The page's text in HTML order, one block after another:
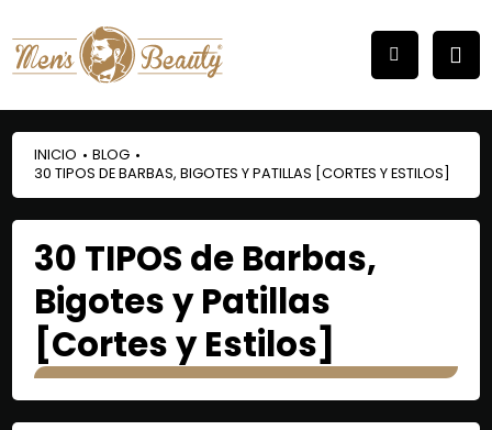
INICIO • BLOG •
30 TIPOS DE BARBAS, BIGOTES Y PATILLAS [CORTES Y ESTILOS]
30 TIPOS de Barbas,
Bigotes y Patillas
[Cortes y Estilos]